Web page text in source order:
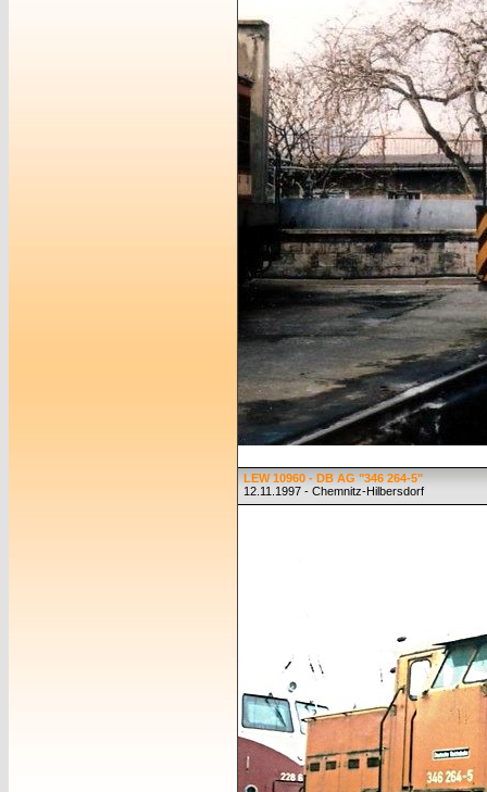
LEW 10960 - DB AG "346 264-5"
12.11.1997 - Chemnitz-Hilbersdorf